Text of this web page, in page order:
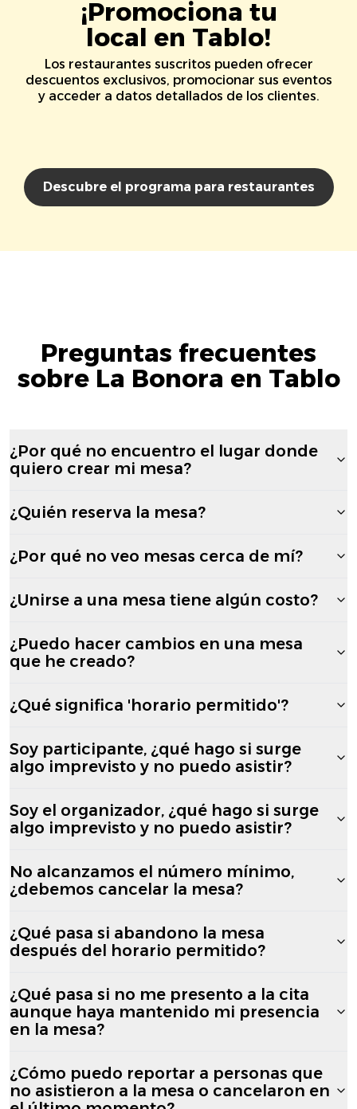
¡Promociona tu
local en Tablo!
Los restaurantes suscritos pueden ofrecer
descuentos exclusivos, promocionar sus eventos
y acceder a datos detallados de los clientes.
Descubre el programa para restaurantes
Preguntas frecuentes
sobre La Bonora en Tablo
¿Por qué no encuentro el lugar donde
quiero crear mi mesa?
¿Quién reserva la mesa?
¿Por qué no veo mesas cerca de mí?
¿Unirse a una mesa tiene algún costo?
¿Puedo hacer cambios en una mesa
que he creado?
¿Qué significa 'horario permitido'?
Soy participante, ¿qué hago si surge
algo imprevisto y no puedo asistir?
Soy el organizador, ¿qué hago si surge
algo imprevisto y no puedo asistir?
No alcanzamos el número mínimo,
¿debemos cancelar la mesa?
¿Qué pasa si abandono la mesa
después del horario permitido?
¿Qué pasa si no me presento a la cita
aunque haya mantenido mi presencia
en la mesa?
¿Cómo puedo reportar a personas que
no asistieron a la mesa o cancelaron en